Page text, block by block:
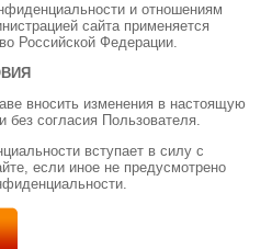
и отношениям
сайта применяется
Российской Федерации.
вносить изменения в настоящую
без согласия Пользователя.
вступает в силу с
если иное не предусмотрено